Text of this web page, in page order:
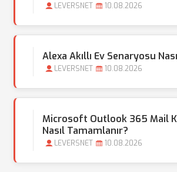
LEVERSNET 10.08.2026
Alexa Akıllı Ev Senaryosu
LEVERSNET 10.08.2026
Microsoft Outlook 365 Mail
Nasıl Tamamlanır?
LEVERSNET 10.08.2026